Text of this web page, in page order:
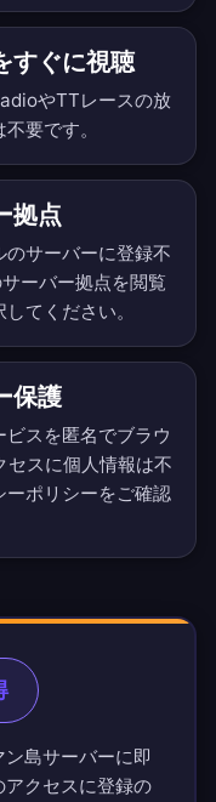
すぐに視聴
やTTレースの放
要です。
拠点
のサーバーに登録不
ーバー拠点を閲覧
てください。
保護
スを匿名でブラウ
セスに個人情報は不
ーポリシーをご確認
島サーバーに即
クセスに登録の